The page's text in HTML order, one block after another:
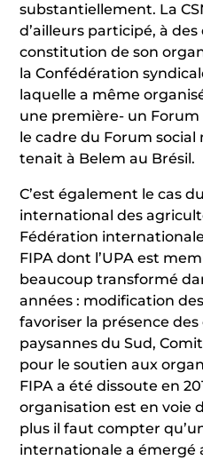
substantiellement. La
d’ailleurs participé, à
constitution de son
la Confédération
laquelle a même
une première- un
le cadre du Forum social
tenait à Belem au Brésil.
C’est également le cas
international des
Fédération
FIPA dont l’UPA est
beaucoup transformé
années : modification
favoriser la présence
paysannes du Sud,
pour le soutien aux
FIPA a été dissoute en
organisation est en voie
plus il faut compter
internationale a émergé